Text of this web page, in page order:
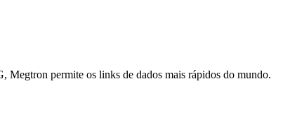
Megtron permite os links de dados mais rápidos do mundo.